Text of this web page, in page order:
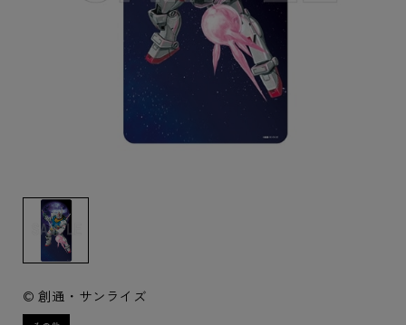
© 創通・サンライズ